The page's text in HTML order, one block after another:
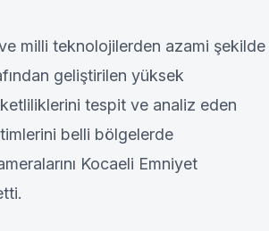
milli teknolojilerden azami şekilde
geliştirilen yüksek
tespit ve analiz eden
belli bölgelerde
Kocaeli Emniyet